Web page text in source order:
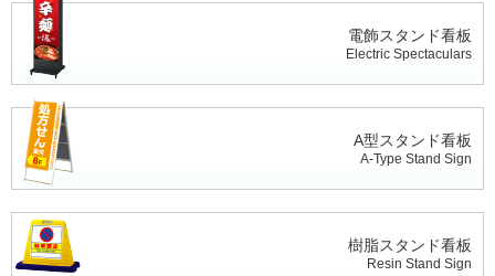
電飾スタンド看板
Electric Spectaculars
A型スタンド看板
A-Type Stand Sign
樹脂スタンド看板
Resin Stand Sign